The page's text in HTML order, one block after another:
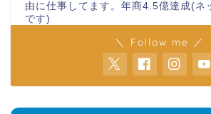
由に仕事してます。年商4.5億達成(ネ
です)
＼ Follow me ／